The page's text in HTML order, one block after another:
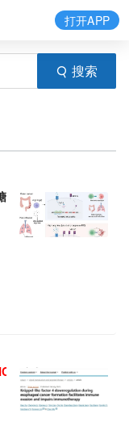
搜索
打开APP
体停工引发MHC-I减产
I类抗原呈递的守门人